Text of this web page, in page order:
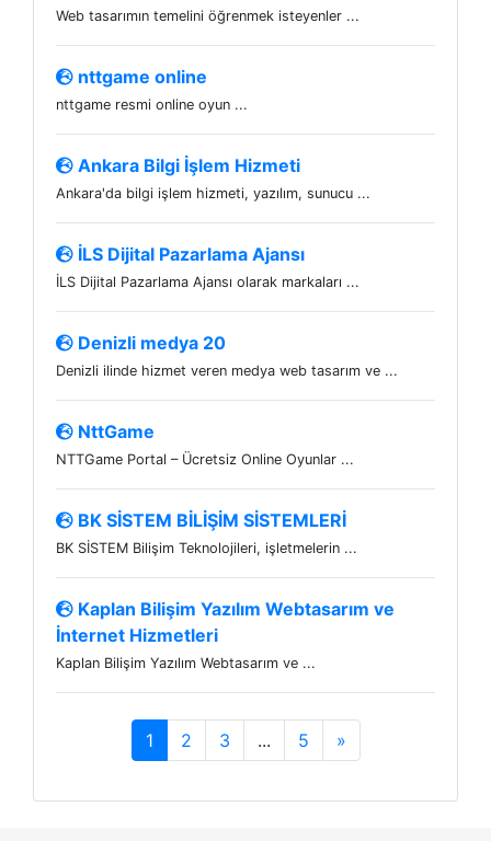
Web tasarımın temelini öğrenmek isteyenler ...
nttgame online
nttgame resmi online oyun ...
Ankara Bilgi İşlem Hizmeti
Ankara'da bilgi işlem hizmeti, yazılım, sunucu ...
İLS Dijital Pazarlama Ajansı
İLS Dijital Pazarlama Ajansı olarak markaları ...
Denizli medya 20
Denizli ilinde hizmet veren medya web tasarım ve ...
NttGame
NTTGame Portal – Ücretsiz Online Oyunlar ...
BK SİSTEM BİLİŞİM SİSTEMLERİ
BK SİSTEM Bilişim Teknolojileri, işletmelerin ...
Kaplan Bilişim Yazılım Webtasarım ve
İnternet Hizmetleri
Kaplan Bilişim Yazılım Webtasarım ve ...
1 2 3 ... 5 »